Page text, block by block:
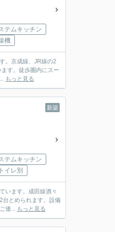
テムキッチン
機
。京成線、JR線の2
す。徒歩圏内にスー
もっと見る
新築
テムキッチン
イレ別
います。成田線酒々
台とめられます。設備
連... もっと見る